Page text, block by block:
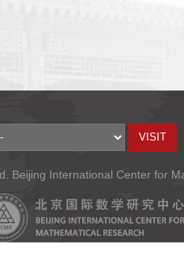
Beijing International Center for